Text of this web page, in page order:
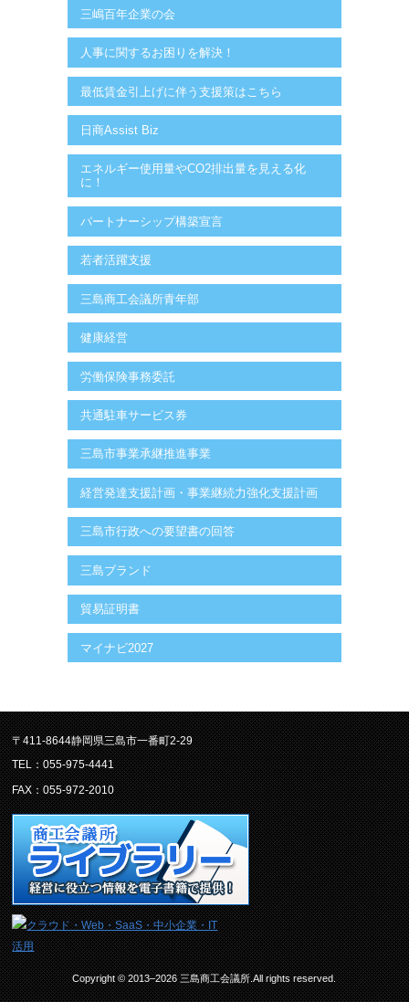
三嶋百年企業の会
人事に関するお困りを解決！
最低賃金引上げに伴う支援策はこちら
日商Assist Biz
エネルギー使用量やCO2排出量を見える化
に！
パートナーシップ構築宣言
若者活躍支援
三島商工会議所青年部
健康経営
労働保険事務委託
共通駐車サービス券
三島市事業承継推進事業
経営発達支援計画・事業継続力強化支援計画
三島市行政への要望書の回答
三島ブランド
貿易証明書
マイナビ2027
〒411-8644静岡県三島市一番町2-29
TEL：055-975-4441
FAX：055-972-2010
Copyright © 2013–2026 三島商工会議所.All rights reserved.